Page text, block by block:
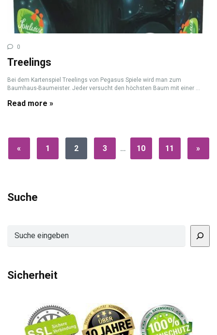
0
Treelings
Bei dem Kartenspiel Treelings von Pegasus Spiele wird man zum
Baumhaus-Baumeister. Jeder versucht den höchsten Baum mit einer ...
Read more »
« 1 2 3 … 10 11 »
Suche
Suchen
Sicherheit